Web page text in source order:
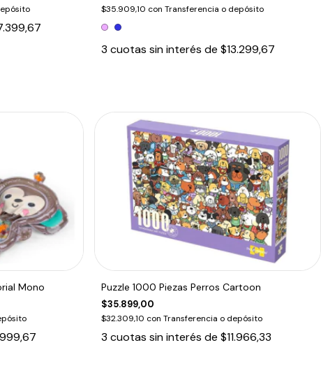
$35.909,10 con Transferencia o depósito
3 cuotas sin interés de$13.299,67
Mono Puzzle 1000 Piezas Perros Cartoon
$35.899,00
$32.309,10 con Transferencia o depósito
3 cuotas sin interés de$11.966,33